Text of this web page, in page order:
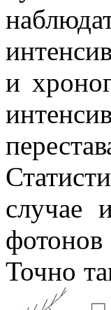
и
случае
Точно